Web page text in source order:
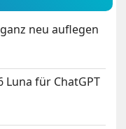
neu auflegen
Luna für ChatGPT